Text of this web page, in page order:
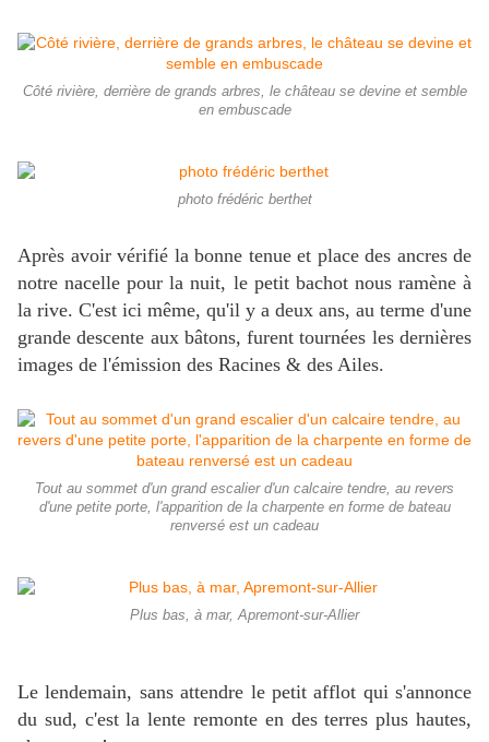
Côté rivière, derrière de grands arbres, le château se devine et semble
en embuscade
photo frédéric berthet
Après avoir vérifié la bonne tenue et place des ancres de
notre nacelle pour la nuit, le petit bachot nous ramène à
la rive. C'est ici même, qu'il y a deux ans, au terme d'une
grande descente aux bâtons, furent tournées les dernières
images de l'émission des Racines & des Ailes.
Tout au sommet d'un grand escalier d'un calcaire tendre, au revers
d'une petite porte, l'apparition de la charpente en forme de bateau
renversé est un cadeau
Plus bas, à mar, Apremont-sur-Allier
Le lendemain, sans attendre le petit afflot qui s'annonce
du sud, c'est la lente remonte en des terres plus hautes,